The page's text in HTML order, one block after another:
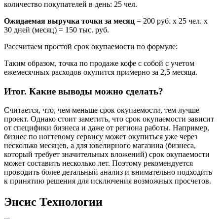
количество покупателей в день: 25 чел.
Ожидаемая выручка точки за месяц = 200 руб. х 25 чел. х
30 дней (месяц) = 150 тыс. руб.
Рассчитаем простой срок окупаемости по формуле:
Таким образом, точка по продаже кофе с собой с учетом
ежемесячных расходов окупится примерно за 2,5 месяца.
Итог. Какие выводы можно сделать?
Считается, что, чем меньше срок окупаемости, тем лучше
проект. Однако стоит заметить, что срок окупаемости зависит
от специфики бизнеса и даже от региона работы. Например,
бизнес по ногтевому сервису может окупиться уже через
несколько месяцев, а для ювелирного магазина (бизнеса,
который требует значительных вложений) срок окупаемости
может составить несколько лет. Поэтому рекомендуется
проводить более детальный анализ и внимательно подходить
к принятию решения для исключения возможных просчетов.
Энсис Технологии